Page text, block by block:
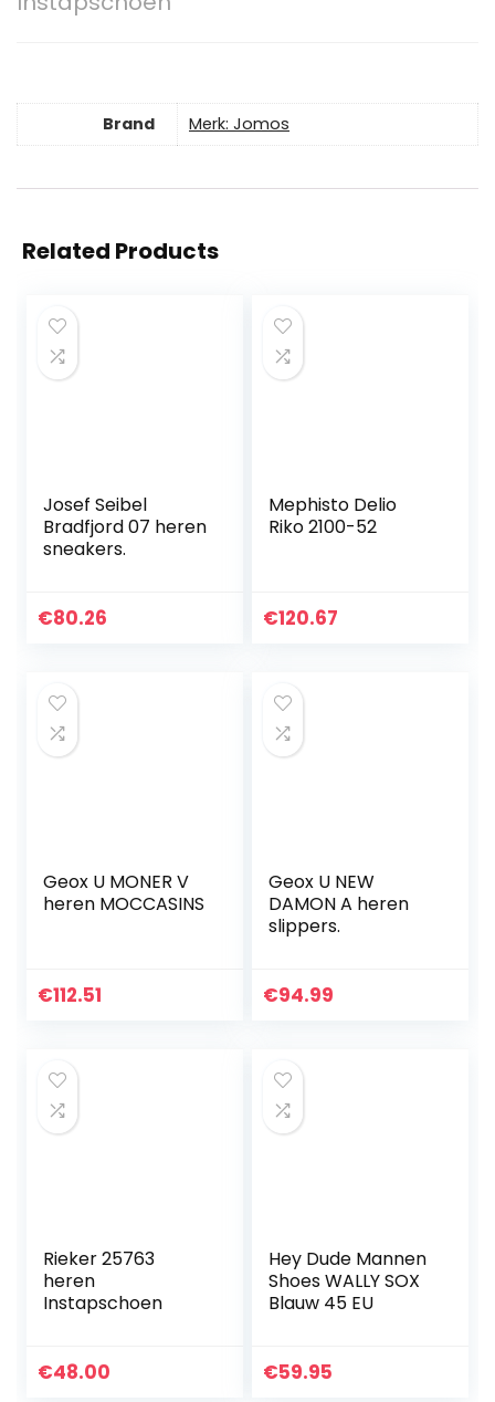
Brand Merk: Jomos
Related Products
Josef Seibel
Bradfjord 07 heren
sneakers.
€80.26
Mephisto Delio
Riko 2100-52
€120.67
Geox U MONER V
heren MOCCASINS
€112.51
Geox U NEW
DAMON A heren
slippers.
€94.99
Rieker 25763
heren
Instapschoen
€48.00
Hey Dude Mannen
Shoes WALLY SOX
Blauw 45 EU
€59.95